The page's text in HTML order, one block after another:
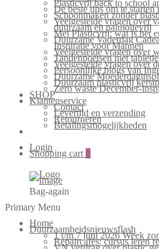
Plasticvrij back to school
De beste tips om te starten
Schoonmaken zonder
Veelgestelde vragen over
duurzaam en palmolievrij
Mei Plasticvrij: wat is het
Duurzame Vaderdag
Inspiratie voor Mannen
Veelgestelde vragen over
Tandenpoetsen met
Veelgestelde vragen over
Persoonlijke blogs van
Duurzame
Duurzaam plasticvrij
Zero waste December-
SHOP
Klantenservice
Contact
Levertijd en verzending
Retourneren
Betalingsmogelijkheden
Login
Shopping cart 0
Bag-again
Primary Menu
Home
Duurzaamheidsnieuwsflash
1 t/m 7 juni 2026 Week
Repaircafés: cursus leren